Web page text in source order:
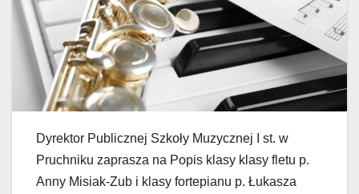
Dyrektor Publicznej Szkoły Muzycznej I st. w
Pruchniku zaprasza na Popis klasy klasy fletu p.
Anny Misiak-Zub i klasy fortepianu p. Łukasza